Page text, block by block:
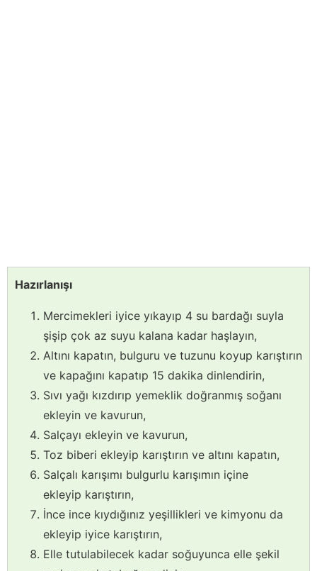
Hazırlanışı
Mercimekleri iyice yıkayıp 4 su bardağı suyla
şişip çok az suyu kalana kadar haşlayın,
Altını kapatın, bulguru ve tuzunu koyup karıştırın
ve kapağını kapatıp 15 dakika dinlendirin,
Sıvı yağı kızdırıp yemeklik doğranmış soğanı
ekleyin ve kavurun,
Salçayı ekleyin ve kavurun,
Toz biberi ekleyip karıştırın ve altını kapatın,
Salçalı karışımı bulgurlu karışımın içine
ekleyip karıştırın,
İnce ince kıydığınız yeşillikleri ve kimyonu da
ekleyip iyice karıştırın,
Elle tutulabilecek kadar soğuyunca elle şekil